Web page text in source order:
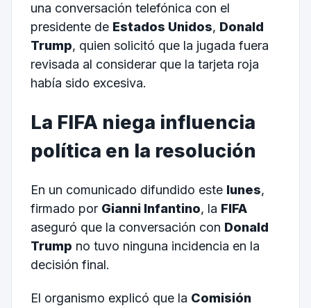
una conversación telefónica con el
presidente de Estados Unidos, Donald
Trump, quien solicitó que la jugada fuera
revisada al considerar que la tarjeta roja
había sido excesiva.
La FIFA niega influencia
política en la resolución
En un comunicado difundido este lunes,
firmado por Gianni Infantino, la FIFA
aseguró que la conversación con Donald
Trump no tuvo ninguna incidencia en la
decisión final.
El organismo explicó que la Comisión